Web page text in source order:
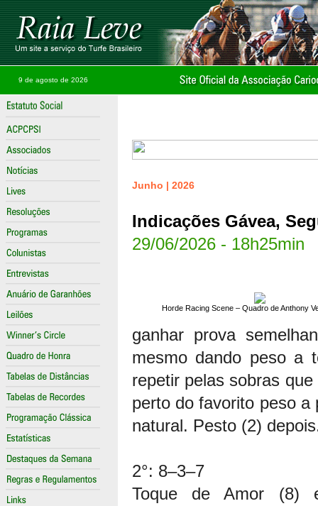
9 de agosto de 2026
Junho | 2026
Indicações Gávea,
29/06/2026 - 18h25min
Horde Racing Scene – Quadro de Anthony
ganhar prova
mesmo dando peso a
repetir pelas sobras
perto do favorito peso a
natural. Pesto (2)
2°: 8–3–7
Toque de Amor (8)